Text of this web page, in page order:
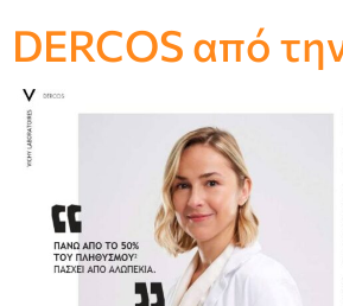
DERCOS από